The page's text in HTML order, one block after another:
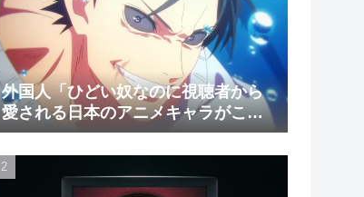
外国人「ひどい奴なのに視聴者から
愛される日本のアニメキャラがこち
ら」（海外の反応）